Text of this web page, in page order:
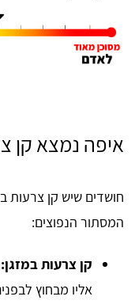
איפה נמצא קן
חושדים שיש קן צרעות
המסתור הנפוצים:
קן צרעות במזגן:
אליו מבחוץ